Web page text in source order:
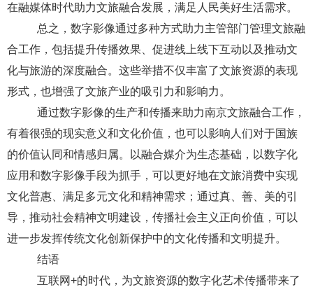
在融媒体时代助力文旅融合发展，满足人民美好生活需求。
总之 ， 数字影像通过多种方式助力主管部门管理文旅融
合工作，包括提升传播效果、促进线上线下互动以及推动文
化与旅游的深度融合。这些举措不仅丰富了文旅资源的表现
形式，也增强了文旅产业的吸引力和影响力。
通过数字影像的生产和传播来助力南京文旅融合工作，
有着很强的现实意义和文化价值，也可以影响人们对于国族
的价值认同和情感归属。以融合媒介为生态基础，以数字化
应用和数字影像手段为抓手，可以更好地在文旅消费中实现
文化普惠、满足多元文化和精神需求；通过真、善、美的引
导，推动社会精神文明建设，传播社会主义正向价值，可以
进一步发挥传统文化创新保护中的文化传播和文明提升。
结语
互联网+的时代，为文旅资源的数字化艺术传播带来了